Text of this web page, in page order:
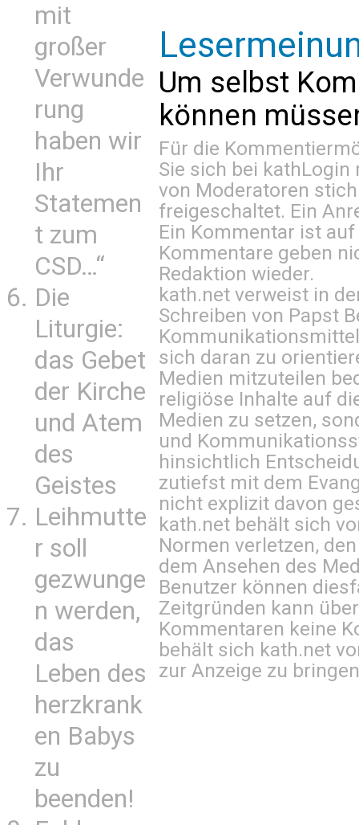
mit
großer
Verwunde
rung
haben wir
Ihr
Statemen
t zum
CSD…“
Die
Liturgie:
das Gebet
der Kirche
und Atem
des
Geistes
Leihmutte
r soll
gezwunge
n werden,
das
Leben des
herzkrank
en Babys
zu
beenden!
Um selbst
können
Für die
Sie sich bei kathLogin
von Moderatoren
freigeschaltet. Ein
Ein Kommentar ist
Kommentare geben
Redaktion wieder.
kath.net verweist in
Schreiben von Papst
sich daran zu
Medien mitzuteilen
religiöse Inhalte auf
Medien zu setzen,
und
hinsichtlich
zutiefst mit dem
nicht explizit davon
kath.net behält sich
Normen verletzen,
dem Ansehen des
Benutzer können
Zeitgründen kann
Kommentaren keine
behält sich kath.net
zur Anzeige zu